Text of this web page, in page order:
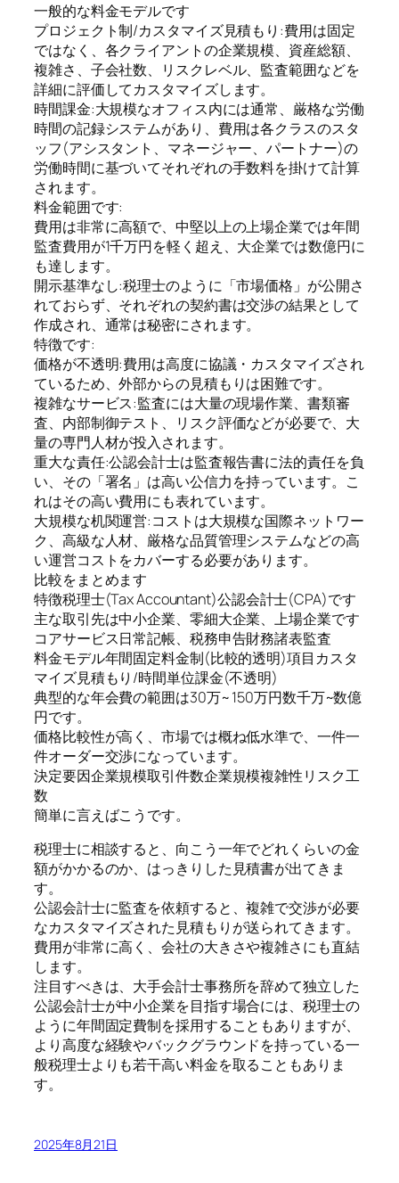
一般的な料金モデルです
プロジェクト制/カスタマイズ見積もり:費用は固定
ではなく、各クライアントの企業規模、資産総額、
複雑さ、子会社数、リスクレベル、監査範囲などを
詳細に評価してカスタマイズします。
時間課金:大規模なオフィス内には通常、厳格な労働
時間の記録システムがあり、費用は各クラスのスタ
ッフ(アシスタント、マネージャー、パートナー)の
労働時間に基づいてそれぞれの手数料を掛けて計算
されます。
料金範囲です:
費用は非常に高額で、中堅以上の上場企業では年間
監査費用が1千万円を軽く超え、大企業では数億円に
も達します。
開示基準なし:税理士のように「市場価格」が公開さ
れておらず、それぞれの契約書は交渉の結果として
作成され、通常は秘密にされます。
特徴です:
価格が不透明:費用は高度に協議・カスタマイズされ
ているため、外部からの見積もりは困難です。
複雑なサービス:監査には大量の現場作業、書類審
査、内部制御テスト、リスク評価などが必要で、大
量の専門人材が投入されます。
重大な責任:公認会計士は監査報告書に法的責任を負
い、その「署名」は高い公信力を持っています。こ
れはその高い費用にも表れています。
大規模な机関運営:コストは大規模な国際ネットワー
ク、高級な人材、厳格な品質管理システムなどの高
い運営コストをカバーする必要があります。
比較をまとめます
特徴税理士(Tax Accountant)公認会計士(CPA)です
主な取引先は中小企業、零細大企業、上場企業です
コアサービス日常記帳、税務申告財務諸表監査
料金モデル年間固定料金制(比較的透明)項目カスタ
マイズ見積もり/時間単位課金(不透明)
典型的な年会費の範囲は30万~ 150万円数千万~数億
円です。
価格比較性が高く、市場では概ね低水準で、一件一
件オーダー交渉になっています。
決定要因企業規模取引件数企業規模複雑性リスク工
数
簡単に言えばこうです。
税理士に相談すると、向こう一年でどれくらいの金
額がかかるのか、はっきりした見積書が出てきま
す。
公認会計士に監査を依頼すると、複雑で交渉が必要
なカスタマイズされた見積もりが送られてきます。
費用が非常に高く、会社の大きさや複雑さにも直結
します。
注目すべきは、大手会計士事務所を辞めて独立した
公認会計士が中小企業を目指す場合には、税理士の
ように年間固定費制を採用することもありますが、
より高度な経験やバックグラウンドを持っている一
般税理士よりも若干高い料金を取ることもありま
す。
2025年8月21日